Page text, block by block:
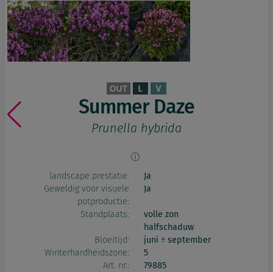
Summer Daze
Prunella hybrida
landscape prestatie:
Ja
Geweldig voor visuele
potproductie:
Ja
Standplaats:
volle zon
halfschaduw
Bloeitijd:
juni ÷ september
Winterhardheidszone:
5
Art. nr.:
79885